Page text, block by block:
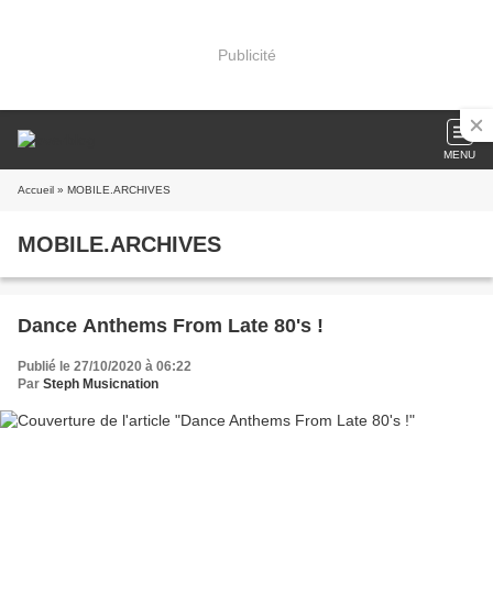
Publicité
MENU
Accueil » MOBILE.ARCHIVES
MOBILE.ARCHIVES
Dance Anthems From Late 80's !
Publié le 27/10/2020 à 06:22
Par Steph Musicnation